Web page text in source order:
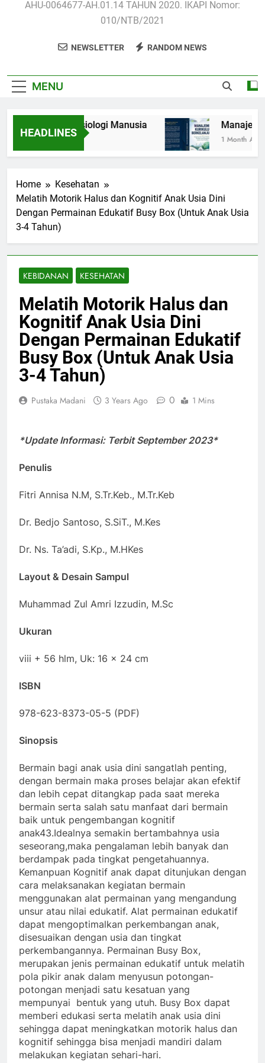
AHU-0064677-AH.01.14 TAHUN 2020. IKAPI Nomor:
010/NTB/2021
NEWSLETTER RANDOM NEWS
MENU
HEADLINES
Anatomi dan Fisiologi Manusia
3 Weeks Ago 1 Month Ago
Home
Kesehatan
Melatih Motorik Halus dan Kognitif Anak Usia Dini
Dengan Permainan Edukatif Busy Box (Untuk Anak Usia
3-4 Tahun)
KEBIDANAN KESEHATAN
Melatih Motorik Halus dan
Kognitif Anak Usia Dini
Dengan Permainan Edukatif
Busy Box (Untuk Anak Usia
3-4 Tahun)
Pustaka Madani 3 Years Ago 0 1 Mins
*Update Informasi: Terbit September 2023*
Penulis
Fitri Annisa N.M, S.Tr.Keb., M.Tr.Keb
Dr. Bedjo Santoso, S.SiT., M.Kes
Dr. Ns. Ta’adi, S.Kp., M.HKes
Layout & Desain Sampul
Muhammad Zul Amri Izzudin, M.Sc
Ukuran
viii + 56 hlm, Uk: 16 x 24 cm
ISBN
978-623-8373-05-5 (PDF)
Sinopsis
Bermain bagi anak usia dini sangatlah penting,
dengan bermain maka proses belajar akan efektif
dan lebih cepat ditangkap pada saat mereka
bermain serta salah satu manfaat dari bermain
baik untuk pengembangan kognitif
anak43.Idealnya semakin bertambahnya usia
seseorang,maka pengalaman lebih banyak dan
berdampak pada tingkat pengetahuannya.
Kemanpuan Kognitif anak dapat ditunjukan dengan
cara melaksanakan kegiatan bermain
menggunakan alat permainan yang mengandung
unsur atau nilai edukatif. Alat permainan edukatif
dapat mengoptimalkan perkembangan anak,
disesuaikan dengan usia dan tingkat
perkembangannya. Permainan Busy Box,
merupakan jenis permainan edukatif untuk melatih
pola pikir anak dalam menyusun potongan-
potongan menjadi satu kesatuan yang
mempunyai bentuk yang utuh. Busy Box dapat
memberi edukasi serta melatih anak usia dini
sehingga dapat meningkatkan motorik halus dan
kognitif sehingga bisa menjadi mandiri dalam
melakukan kegiatan sehari-hari.